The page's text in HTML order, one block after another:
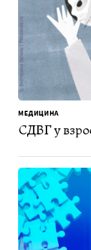
МЕДИЦИНА
СДВГ у